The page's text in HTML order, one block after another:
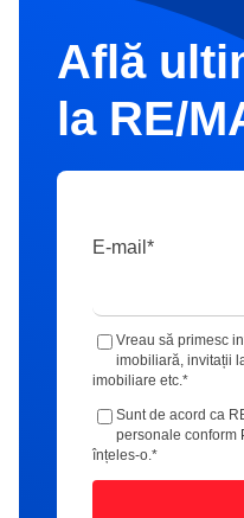
Află
la RE/
E-mail *
Vreau să primesc
imobiliară, invitații
imobiliare etc. *
Sunt de acord ca
personale conform
înțeles-o. *